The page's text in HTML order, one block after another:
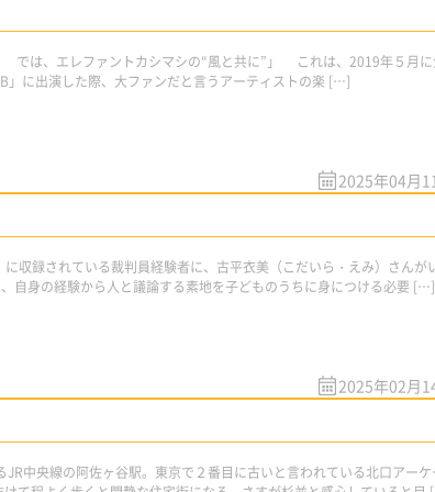
は、エレファントカシマシの“風と共に”」 これは、2019年５月に
」に出演した際、大ファンだと言うアーティストの楽 […]
2025年04月
収録されている裁判員経験者に、古平衣美（こだいら・えみ）さんが
自身の経験から人と議論する素地を子どものうちに身につける必要 […]
2025年02月
中央線の阿佐ヶ谷駅。東京で２番目に古いと言われている北口アーケ